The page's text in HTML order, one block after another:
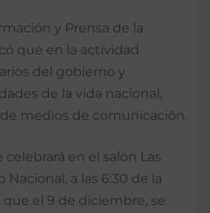
y Prensa de la
que en la actividad
del gobierno y
de la vida nacional,
medios de comunicación.
en el salón Las
Nacional, a las 6:30 de la
el 9 de diciembre, se